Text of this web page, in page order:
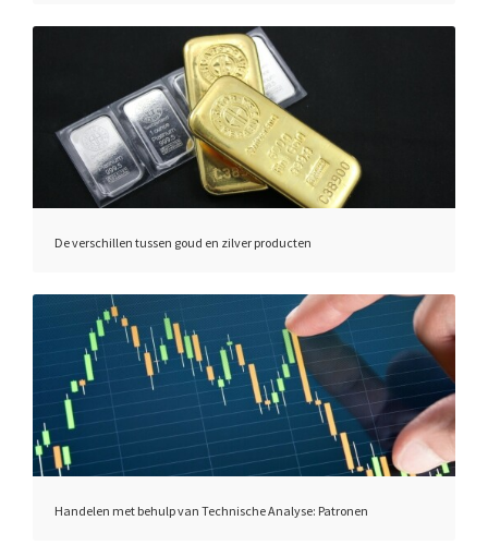
De verschillen tussen goud en zilver producten
Handelen met behulp van Technische Analyse: Patronen